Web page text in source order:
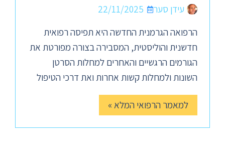
עידן סער
22/11/2025
הרפואה הגרמנית החדשה היא תפיסה רפואית
חדשנית והוליסטית, המסבירה בצורה מפורטת את
הגורמים הרגשיים והאחרים למחלות הסרטן
השונות ולמחלות קשות אחרות ואת דרכי הטיפול
למאמר הרפואי המלא »